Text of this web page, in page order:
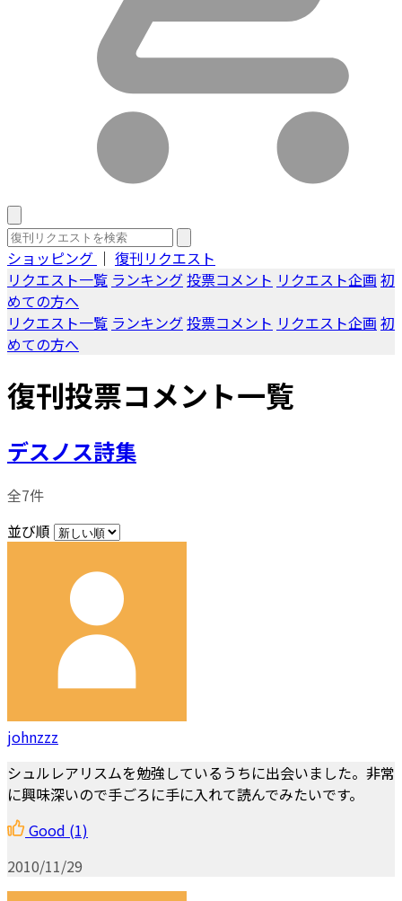
ショッピング ｜ 復刊リクエスト
リクエスト一覧 ランキング投票コメント リクエスト企画 初
めての方へ
リクエスト一覧 ランキング投票コメント リクエスト企画 初
めての方へ
復刊投票コメント一覧
デスノス詩集
全7件
並び順
johnzzz
シュルレアリスムを勉強しているうちに出会いました。非常
に興味深いので手ごろに手に入れて読んでみたいです。
Good (1)
2010/11/29